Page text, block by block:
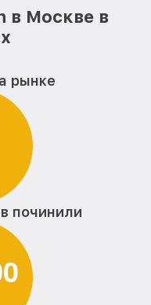
в Москве в
рынке
починили
0